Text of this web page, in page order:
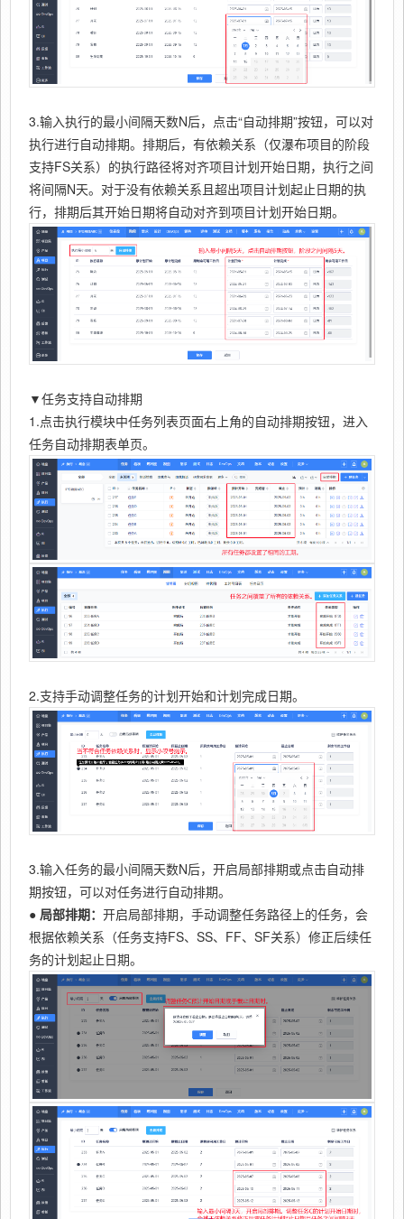
3.输入执行的最小间隔天数N后，点击“自动排期”按钮，可以对
执行进行自动排期。排期后，有依赖关系（仅瀑布项目的阶段
支持FS关系）的执行路径将对齐项目计划开始日期，执行之间
将间隔N天。对于没有依赖关系且超出项目计划起止日期的执
行，排期后其开始日期将自动对齐到项目计划开始日期。
▼任务支持自动排期
1.点击执行模块中任务列表页面右上角的自动排期按钮，进入
任务自动排期表单页。
2.支持手动调整任务的计划开始和计划完成日期。
3.输入任务的最小间隔天数N后，开启局部排期或点击自动排
期按钮，可以对任务进行自动排期。
● 局部排期： 开启局部排期，手动调整任务路径上的任务，会
根据依赖关系（任务支持FS、SS、FF、SF关系）修正后续任
务的计划起止日期。